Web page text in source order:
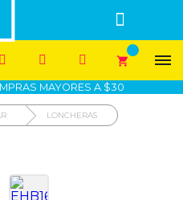

   
DEVOLUCIÓN SIN COSTO
MAYORES A $30
LONCHERAS